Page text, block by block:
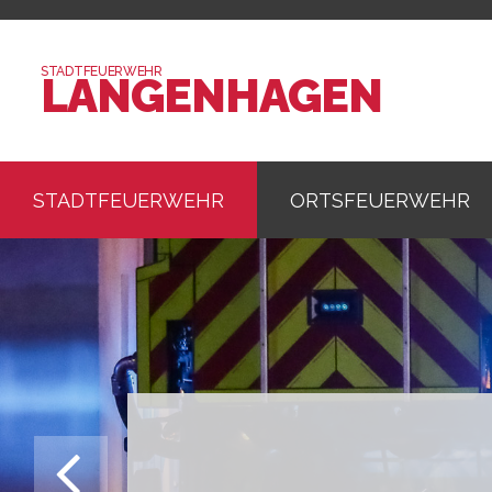
LANGENHAGEN
STADTFEUERWEHR
STADTFEUERWEHR ORTSFEUERWEHR